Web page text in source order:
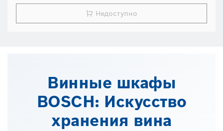
Недоступно
Винные шкафы
BOSCH: Искусство
хранения вина